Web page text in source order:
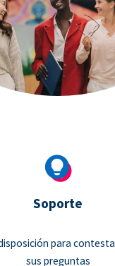
Soporte
para
sus preguntas